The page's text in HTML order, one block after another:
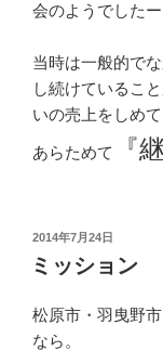
会のようでしたー
当時は一般的で
し続けているこ
いの売上をしめて
あらためて 『
投
稿
日:
2014年7月24日
ミッション
松原市・羽曳野
なら。